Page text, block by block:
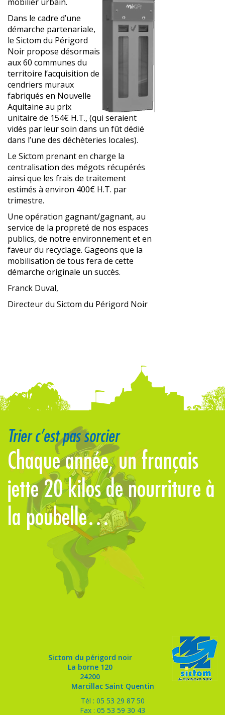
Dans le cadre d’une
démarche partenariale,
le Sictom du Périgord
Noir propose désormais
aux 60 communes du
territoire l’acquisition de
cendriers muraux
fabriqués en Nouvelle
Aquitaine au prix
unitaire de 154€ H.T., (qui seraient
vidés par leur soin dans un fût dédié
dans l’une des déchèteries locales).
Le Sictom prenant en charge la
centralisation des mégots récupérés
ainsi que les frais de traitement
estimés à environ 400€ H.T. par
trimestre.
Une opération gagnant/gagnant, au
service de la propreté de nos espaces
publics, de notre environnement et en
faveur du recyclage. Gageons que la
mobilisation de tous fera de cette
démarche originale un succès.
Franck Duval,
Directeur du Sictom du Périgord Noir
Trier c’est pas sorcier
Chaque année, un français
jette 20 kilos de nourriture à
la poubelle…
Sictom du périgord noir
La borne 120
24200
Marcillac Saint Quentin
Tél : 05 53 29 87 50
Fax : 05 53 59 30 43